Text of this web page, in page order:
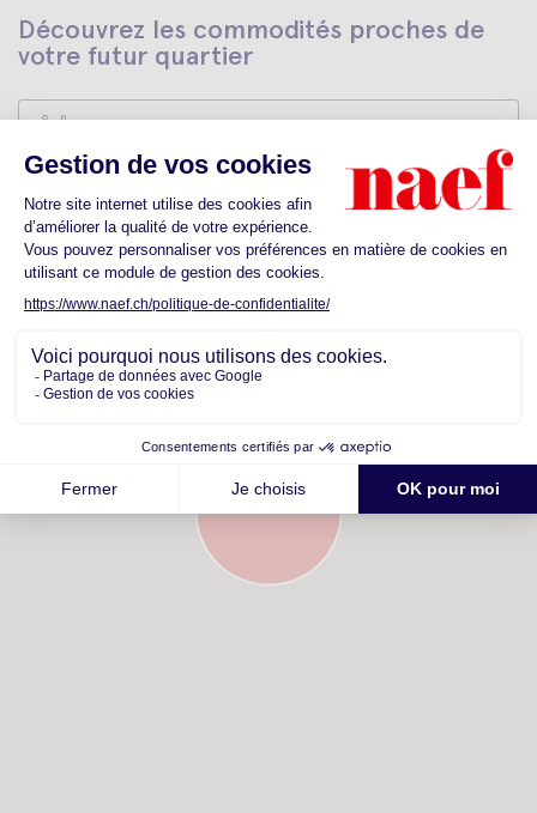
Découvrez les commodités proches de
votre futur quartier